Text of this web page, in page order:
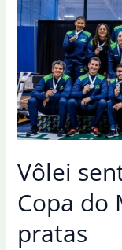
à
frente,
cede
empate
ao
Santos
Rio
Vôlei
Copa do
pratas